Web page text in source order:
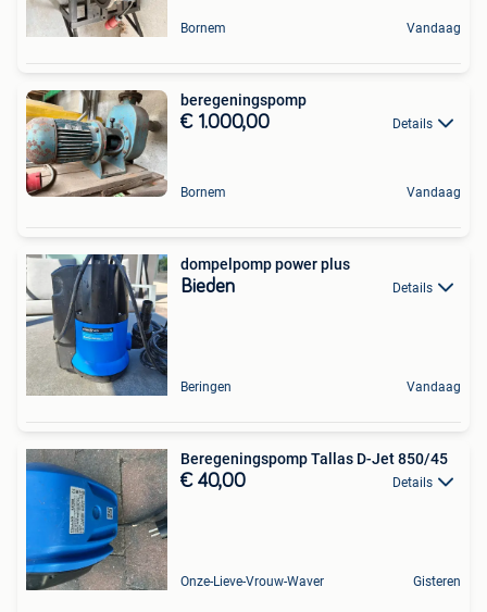
Bornem Vandaag
beregeningspomp
€ 1.000,00 Details
Bornem Vandaag
dompelpomp power plus
Bieden Details
Beringen Vandaag
Beregeningspomp Tallas D-Jet 850/45
€ 40,00 Details
Onze-Lieve-Vrouw-Waver Gisteren